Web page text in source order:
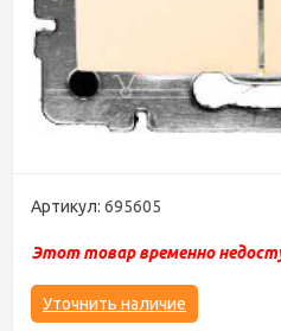
Артикул: 695605
Этот товар временно
Уточнить наличие